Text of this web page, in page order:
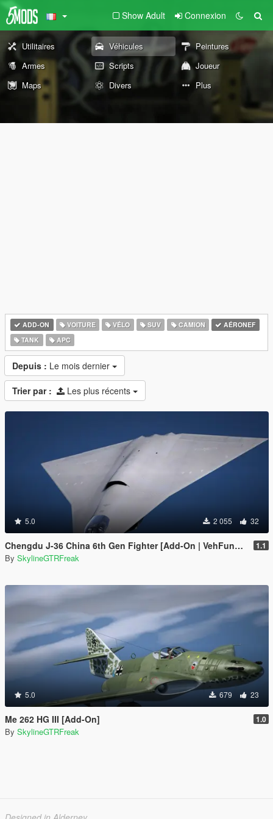
Show Adult Connexion
Utilitaires Véhicules
Peintures
Armes
Scripts
Joueur
Maps
Divers Plus
ADD-ON VOITURE VÉLO SUV CAMION
AÉRONEF
TANK
APC
Depuis : Le mois dernier
Trier par : Les plus récents
5.0 2 055 32
Chengdu J-36 China 6th Gen Fighter [Add-On | VehFuncs V] 1.1
By SkylineGTRFreak
5.0 679 23
Me 262 HG III [Add-On] 1.0
By SkylineGTRFreak